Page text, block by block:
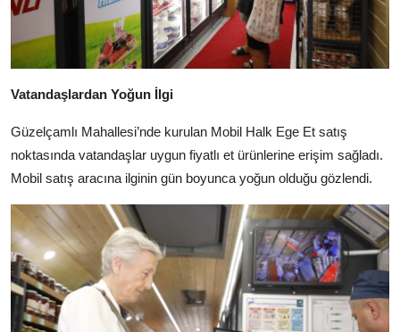
Vatandaşlardan Yoğun İlgi
Güzelçamlı Mahallesi’nde kurulan Mobil Halk Ege Et satış
noktasında vatandaşlar uygun fiyatlı et ürünlerine erişim sağladı.
Mobil satış aracına ilginin gün boyunca yoğun olduğu gözlendi.